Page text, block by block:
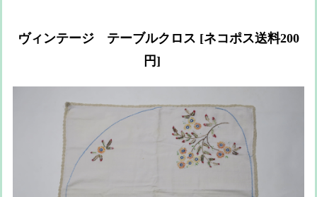
ヴィンテージ テーブルクロス [ネコポス送料200
円]